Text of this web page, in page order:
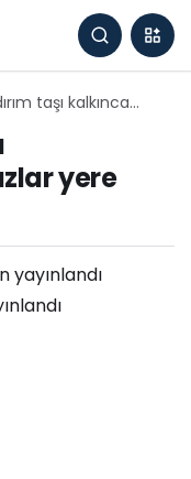
taşı kalkınca
yere çakıldı
yere
yayınlandı